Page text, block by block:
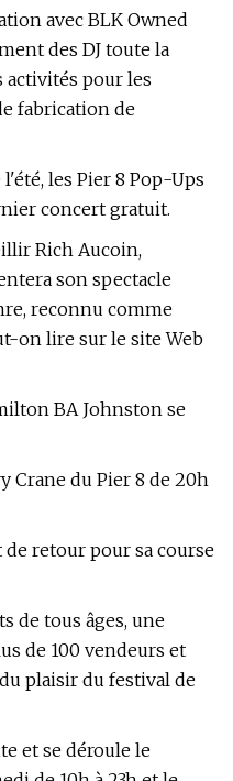
avec BLK Owned
des DJ toute la
activités pour les
fabrication de
les Pier 8 Pop-Ups
concert gratuit.
Rich Aucoin,
son spectacle
reconnu comme
on lire sur le site Web
BA Johnston se
Crane du Pier 8 de 20h
de retour pour sa course
de tous âges, une
de 100 vendeurs et
plaisir du festival de
et se déroule le